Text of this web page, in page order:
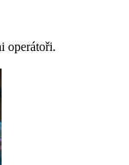
operátoři.